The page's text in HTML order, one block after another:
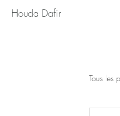
Houda Dafir
Tous les